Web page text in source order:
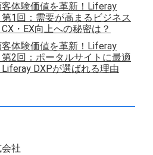
体験価値を革新！Liferay
1回：需要が高まるビジネス
・EX向上への秘密は？
体験価値を革新！Liferay
2回：ポータルサイトに最適
DXPが選ばれる理由
社